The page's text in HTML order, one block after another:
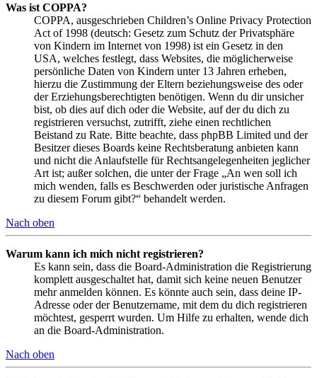
Was ist COPPA?
COPPA, ausgeschrieben Children’s Online Privacy Protection
Act of 1998 (deutsch: Gesetz zum Schutz der Privatsphäre
von Kindern im Internet von 1998) ist ein Gesetz in den
USA, welches festlegt, dass Websites, die möglicherweise
persönliche Daten von Kindern unter 13 Jahren erheben,
hierzu die Zustimmung der Eltern beziehungsweise des oder
der Erziehungsberechtigten benötigen. Wenn du dir unsicher
bist, ob dies auf dich oder die Website, auf der du dich zu
registrieren versuchst, zutrifft, ziehe einen rechtlichen
Beistand zu Rate. Bitte beachte, dass phpBB Limited und der
Besitzer dieses Boards keine Rechtsberatung anbieten kann
und nicht die Anlaufstelle für Rechtsangelegenheiten jeglicher
Art ist; außer solchen, die unter der Frage „An wen soll ich
mich wenden, falls es Beschwerden oder juristische Anfragen
zu diesem Forum gibt?“ behandelt werden.
Nach oben
Warum kann ich mich nicht registrieren?
Es kann sein, dass die Board-Administration die Registrierung
komplett ausgeschaltet hat, damit sich keine neuen Benutzer
mehr anmelden können. Es könnte auch sein, dass deine IP-
Adresse oder der Benutzername, mit dem du dich registrieren
möchtest, gesperrt wurden. Um Hilfe zu erhalten, wende dich
an die Board-Administration.
Nach oben